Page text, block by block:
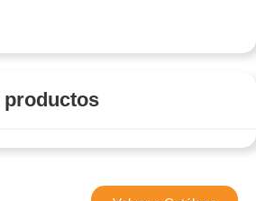
productos